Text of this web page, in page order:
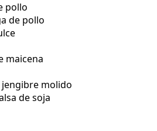
pollo
de pollo
maicena
molido
de soja